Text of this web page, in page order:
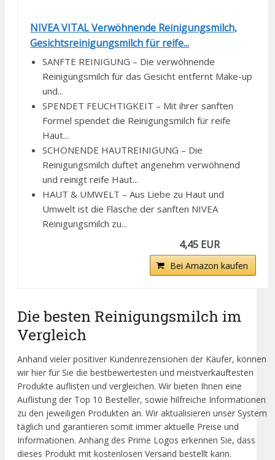
NIVEA VITAL Verwöhnende Reinigungsmilch,
Gesichtsreinigungsmilch für reife...
SANFTE REINIGUNG – Die verwöhnende
Reinigungsmilch für das Gesicht entfernt Make-up
und...
SPENDET FEUCHTIGKEIT – Mit ihrer sanften
Formel spendet die Reinigungsmilch für reife
Haut...
SCHONENDE HAUTREINIGUNG – Die
Reinigungsmilch duftet angenehm verwöhnend
und reinigt reife Haut...
HAUT & UMWELT – Aus Liebe zu Haut und
Umwelt ist die Flasche der sanften NIVEA
Reinigungsmilch zu...
4,45 EUR
Bei Amazon kaufen
Die besten Reinigungsmilch im
Vergleich
Anhand vieler positiver Kundenrezensionen der Käufer, können
wir hier für Sie die bestbewertesten und meistverkauftesten
Produkte auflisten und vergleichen. Wir bieten Ihnen eine
Auflistung der Top 10 Besteller, sowie hilfreiche Informationen
zu den jeweiligen Produkten an. Wir aktualisieren unser System
täglich und garantieren somit immer aktuelle Preise und
Informationen. Anhang des Prime Logos erkennen Sie, dass
dieses Produkt mit kostenlosen Versand bestellt kann.